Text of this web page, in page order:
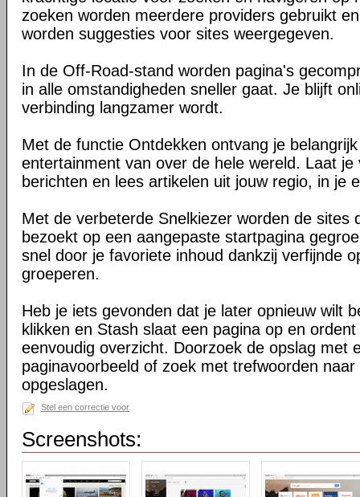
zoeken worden meerdere providers gebruikt
worden suggesties voor sites weergegeven.
In de Off-Road-stand worden pagina's
in alle omstandigheden sneller gaat. Je blijft
verbinding langzamer wordt.
Met de functie Ontdekken ontvang je
entertainment van over de hele wereld. Laat je
berichten en lees artikelen uit jouw regio, in je
Met de verbeterde Snelkiezer worden de sites
bezoekt op een aangepaste startpagina
snel door je favoriete inhoud dankzij verfijnde
groeperen.
Heb je iets gevonden dat je later opnieuw wilt
klikken en Stash slaat een pagina op en ordent
eenvoudig overzicht. Doorzoek de opslag met
paginavoorbeeld of zoek met trefwoorden
opgeslagen.
Stel een correctie voor
Screenshots: